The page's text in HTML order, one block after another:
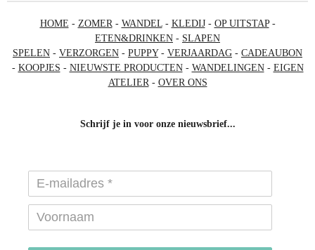
HOME - ZOMER- WANDEL- KLEDIJ- OP UITSTAP-
ETEN&DRINKEN - SLAPEN
SPELEN - VERZORGEN - PUPPY- VERJAARDAG - CADEAUBON
- KOOPJES - NIEUWSTE PRODUCTEN- WANDELINGEN- EIGEN
ATELIER- OVER ONS
Schrijf je in voor onze nieuwsbrief...